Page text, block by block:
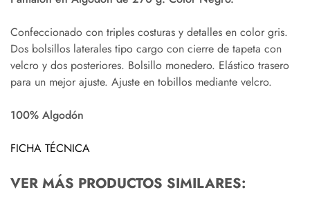
Confeccionado con triples costuras y detalles en color gris.
Dos bolsillos laterales tipo cargo con cierre de tapeta con
velcro y dos posteriores. Bolsillo monedero. Elástico trasero
para un mejor ajuste. Ajuste en tobillos mediante velcro.
100% Algodón
FICHA TÉCNICA
VER MÁS PRODUCTOS SIMILARES: